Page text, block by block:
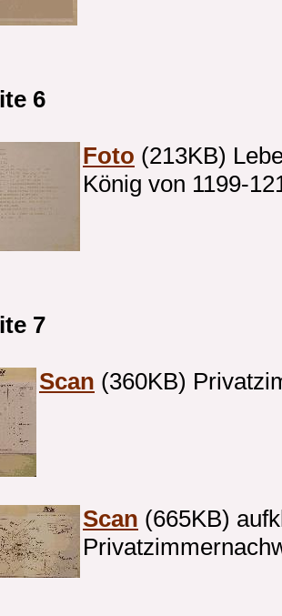
6
Foto (213KB)
König von 1199-
7
Scan (360KB)
Scan (665KB)